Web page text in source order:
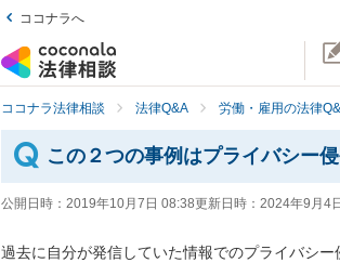
ココナラへ
ココナラ法律相談 法律Q&A 労働・雇用の法律
この２つの事例はプライバシー
公開日時： 2019年10月7日 08:38更新日時： 2024年9月4
過去に自分が発信していた情報でのプライバシ